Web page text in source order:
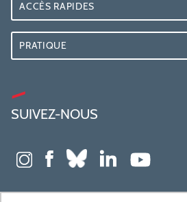
ACCÈS RAPIDES
PRATIQUE
SUIVEZ-NOUS